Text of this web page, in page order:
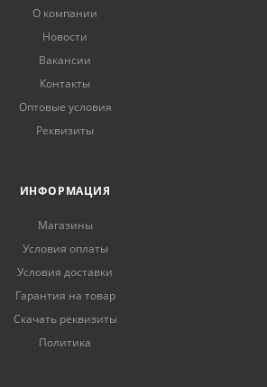
О компании
Новости
Вакансии
Контакты
Оптовые условия
Реквизиты
ИНФОРМАЦИЯ
Магазины
Условия оплаты
Условия доставки
Гарантия на товар
Скачать реквизиты
Политика